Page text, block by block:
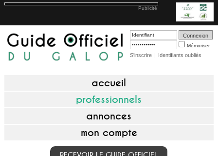
Publicité
Mémoriser
S'inscrire | Identifiants oubliés
accueil
professionnels
annonces
mon compte